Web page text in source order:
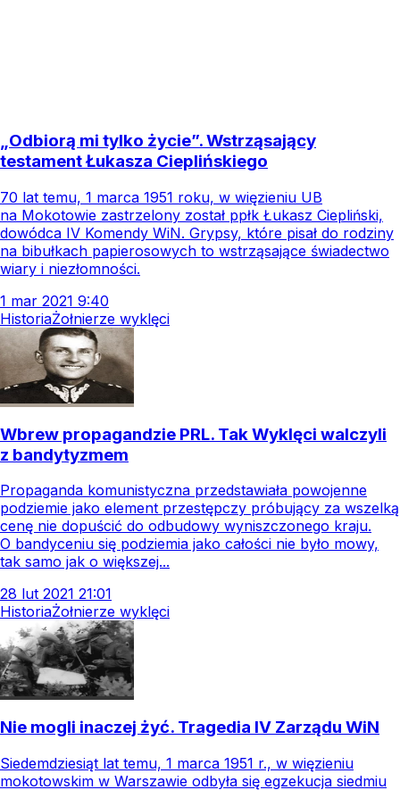
„Odbiorą mi tylko życie”. Wstrząsający
testament Łukasza Cieplińskiego
70 lat temu, 1 marca 1951 roku, w więzieniu UB
na Mokotowie zastrzelony został ppłk Łukasz Ciepliński,
dowódca IV Komendy WiN. Grypsy, które pisał do rodziny
na bibułkach papierosowych to wstrząsające świadectwo
wiary i niezłomności.
1 mar 2021 9:40
HistoriaŻołnierze wyklęci
Wbrew propagandzie PRL. Tak Wyklęci walczyli
z bandytyzmem
Propaganda komunistyczna przedstawiała powojenne
podziemie jako element przestępczy próbujący za wszelką
cenę nie dopuścić do odbudowy wyniszczonego kraju.
O bandyceniu się podziemia jako całości nie było mowy,
tak samo jak o większej...
28 lut 2021 21:01
HistoriaŻołnierze wyklęci
Nie mogli inaczej żyć. Tragedia IV Zarządu WiN
Siedemdziesiąt lat temu, 1 marca 1951 r., w więzieniu
mokotowskim w Warszawie odbyła się egzekucja siedmiu